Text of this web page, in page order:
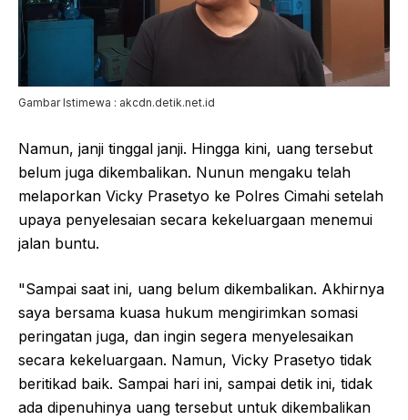
Gambar Istimewa : akcdn.detik.net.id
Namun, janji tinggal janji. Hingga kini, uang tersebut
belum juga dikembalikan. Nunun mengaku telah
melaporkan Vicky Prasetyo ke Polres Cimahi setelah
upaya penyelesaian secara kekeluargaan menemui
jalan buntu.
"Sampai saat ini, uang belum dikembalikan. Akhirnya
saya bersama kuasa hukum mengirimkan somasi
peringatan juga, dan ingin segera menyelesaikan
secara kekeluargaan. Namun, Vicky Prasetyo tidak
beritikad baik. Sampai hari ini, sampai detik ini, tidak
ada dipenuhinya uang tersebut untuk dikembalikan